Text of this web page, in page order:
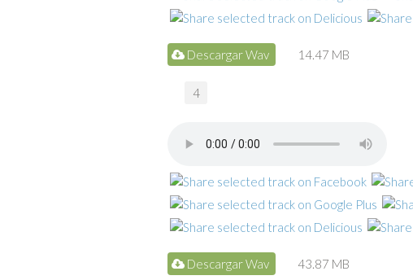
Descargar Wav 14.47 MB
Descargar Wav 43.87 MB
4